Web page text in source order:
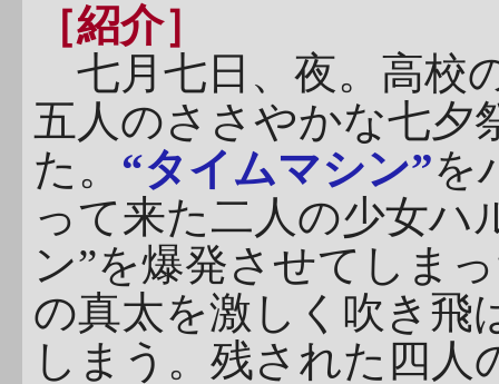
［紹介］
七月七日、夜。高校
五人のささやかな七夕
た。 “タイムマシン”を
って来た二人の少女ハ
ン”を爆発させてしま
の真太を激しく吹き飛
しまう。残された四人